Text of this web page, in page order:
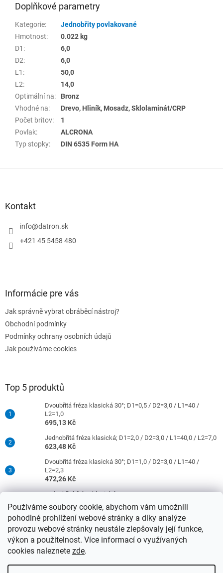
Používáme soubory cookie, abychom vám umožnili
pohodlné prohlížení webové stránky a díky analýze
provozu webové stránky neustále zlepšovaly její funkce,
výkon a použitelnost. Více informací o využívaných
cookies naleznete zde.
Doplňkové parametry
Kategorie:
Jednobřity povlakované
Hmotnost:
0.022 kg
D1 :
6,0
D2:
6,0
L1 :
50,0
L2:
14,0
Optimální na:
Bronz
Vhodné na:
Drevo, Hliník, Mosadz, Sklolaminát/CRP
Počet britov:
1
Povlak:
ALCRONA
Typ stopky: DIN 6535 Form HA
Kontakt
info@datron.sk
+421 45 5458 480
Informácie pre vás
Jak správně vybrat obráběcí nástroj?
Obchodní podmínky
Podmínky ochrany osobních údajů
Jak používáme cookies
Top 5 produktů
Dvoubřitá fréza klasická 30°; D1=0,5 / D2=3,0 / L1=40 /
L2=1,0
695,13 Kč
Jednobřitá fréza klasická; D1=2,0 / D2=3,0 / L1=40,0 / L2=7,0
623,48 Kč
Dvoubřitá fréza klasická 30°; D1=1,0 / D2=3,0 / L1=40 /
L2=2,3
472,26 Kč
Jednobřitá fréza klasická; D1=0,5 / D2=3,0 / L1=40 / L2=1,5
421,26 Kč
Dvoubřitá fréza klasická 30°; D1=2,0 / D2=3,0 / L1=40 /
L2=9,0
472,26 Kč